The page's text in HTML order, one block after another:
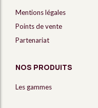
Mentions légales
Points de vente
Partenariat
NOS PRODUITS
Les gammes